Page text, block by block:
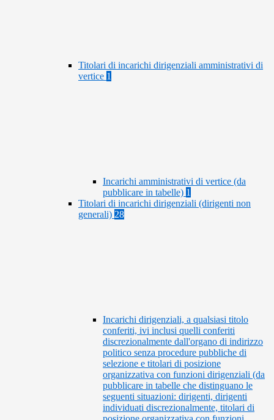
Titolari di incarichi dirigenziali amministrativi di
vertice 1
Incarichi amministrativi di vertice (da
pubblicare in tabelle) 1
Titolari di incarichi dirigenziali (dirigenti non
generali) 28
Incarichi dirigenziali, a qualsiasi titolo
conferiti, ivi inclusi quelli conferiti
discrezionalmente dall'organo di indirizzo
politico senza procedure pubbliche di
selezione e titolari di posizione
organizzativa con funzioni dirigenziali (da
pubblicare in tabelle che distinguano le
seguenti situazioni: dirigenti, dirigenti
individuati discrezionalmente, titolari di